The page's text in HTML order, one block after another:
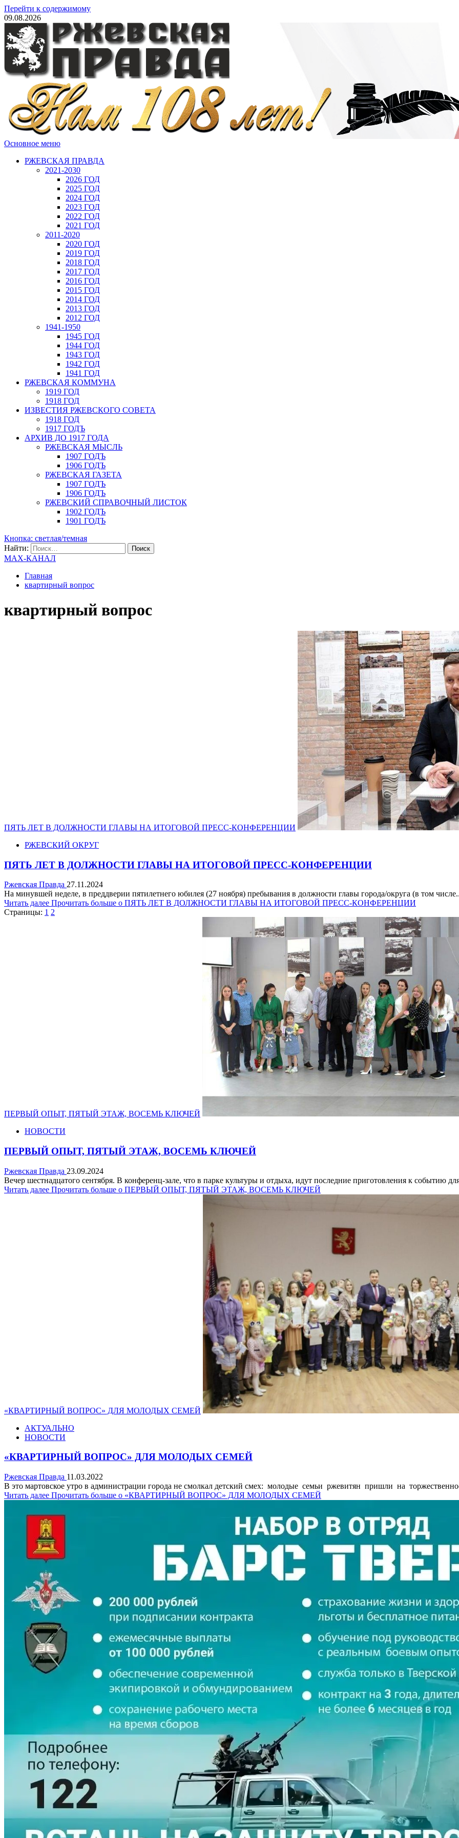
Перейти к содержимому
09.08.2026
Основное меню
РЖЕВСКАЯ ПРАВДА
2021-2030
2026 ГОД
2025 ГОД
2024 ГОД
2023 ГОД
2022 ГОД
2021 ГОД
2011-2020
2020 ГОД
2019 ГОД
2018 ГОД
2017 ГОД
2016 ГОД
2015 ГОД
2014 ГОД
2013 ГОД
2012 ГОД
1941-1950
1945 ГОД
1944 ГОД
1943 ГОД
1942 ГОД
1941 ГОД
РЖЕВСКАЯ КОММУНА
1919 ГОД
1918 ГОД
ИЗВЕСТИЯ РЖЕВСКОГО СОВЕТА
1918 ГОД
1917 ГОДЪ
АРХИВ ДО 1917 ГОДА
РЖЕВСКАЯ МЫСЛЬ
1907 ГОДЪ
1906 ГОДЪ
РЖЕВСКАЯ ГАЗЕТА
1907 ГОДЪ
1906 ГОДЪ
РЖЕВСКИЙ СПРАВОЧНЫЙ ЛИСТОК
1902 ГОДЪ
1901 ГОДЪ
Кнопка: светлая/темная
Найти:
MAX-КАНАЛ
Главная
квартирный вопрос
квартирный вопрос
ПЯТЬ ЛЕТ В ДОЛЖНОСТИ ГЛАВЫ НА ИТОГОВОЙ ПРЕСС-КОНФЕРЕНЦИИ
РЖЕВСКИЙ ОКРУГ
ПЯТЬ ЛЕТ В ДОЛЖНОСТИ ГЛАВЫ НА ИТОГОВОЙ ПРЕСС-КОНФЕРЕНЦИИ
Ржевская Правда 27.11.2024
На минувшей неделе, в преддверии пятилетнего юбилея (27 ноября) пребывания в должности главы города/округа (в том
Читать далее Прочитать больше о ПЯТЬ ЛЕТ В ДОЛЖНОСТИ ГЛАВЫ НА ИТОГОВОЙ ПРЕСС-КОНФЕРЕНЦИИ
Страницы: 1 2
ПЕРВЫЙ ОПЫТ, ПЯТЫЙ ЭТАЖ, ВОСЕМЬ КЛЮЧЕЙ
НОВОСТИ
ПЕРВЫЙ ОПЫТ, ПЯТЫЙ ЭТАЖ, ВОСЕМЬ КЛЮЧЕЙ
Ржевская Правда 23.09.2024
Вечер шестнадцатого сентября. В конференц-зале, что в парке культуры и отдыха, идут последние приготовления к событию
Читать далее Прочитать больше о ПЕРВЫЙ ОПЫТ, ПЯТЫЙ ЭТАЖ, ВОСЕМЬ КЛЮЧЕЙ
«КВАРТИРНЫЙ ВОПРОС» ДЛЯ МОЛОДЫХ СЕМЕЙ
АКТУАЛЬНО
НОВОСТИ
«КВАРТИРНЫЙ ВОПРОС» ДЛЯ МОЛОДЫХ СЕМЕЙ
Ржевская Правда 11.03.2022
В это мартовское утро в администрации города не смолкал детский смех: молодые семьи ржевитян пришли на
Читать далее Прочитать больше о «КВАРТИРНЫЙ ВОПРОС» ДЛЯ МОЛОДЫХ СЕМЕЙ